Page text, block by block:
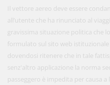
Il vettore aereo deve essere
all’utente che ha rinunciato al
gravissima situazione politica che
formulato sul sito web
dovendosi ritenere che in tale
senz'altro applicazione la norma
passeggero è impedita per causa
450,00 €
570.00€